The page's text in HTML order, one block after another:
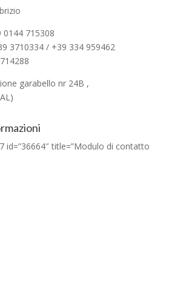
0144 715308
3710334 / +39 334 959462
garabello nr 24B ,
id=”36664″ title=”Modulo di contatto